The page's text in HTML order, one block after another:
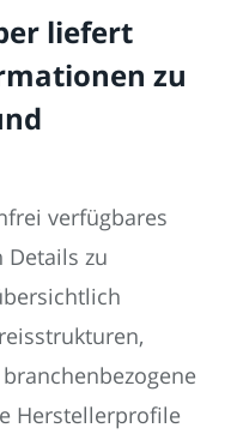
liefert
zu
verfügbares
Details zu
Herstellerprofile